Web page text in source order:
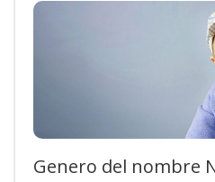
Genero del nombre